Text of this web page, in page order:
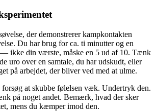
der demonstrerer kampkontakten
Du har brug for ca. ti minutter og en
ikke din værste, måske en 5 ud af 10. Tænk
uro over en samtale, du har udskudt, eller
på arbejdet, der bliver ved med at ulme.
at skubbe følelsen væk. Undertryk den.
på noget andet. Bemærk, hvad der sker
mens du kæmper imod den.